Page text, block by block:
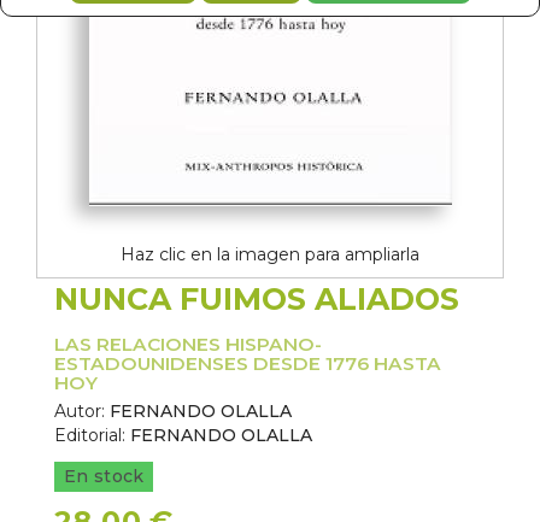
Haz clic en la imagen para ampliarla
NUNCA FUIMOS ALIADOS
LAS RELACIONES HISPANO-
ESTADOUNIDENSES DESDE 1776 HASTA
HOY
Autor: FERNANDO OLALLA
Editorial: FERNANDO OLALLA
En stock